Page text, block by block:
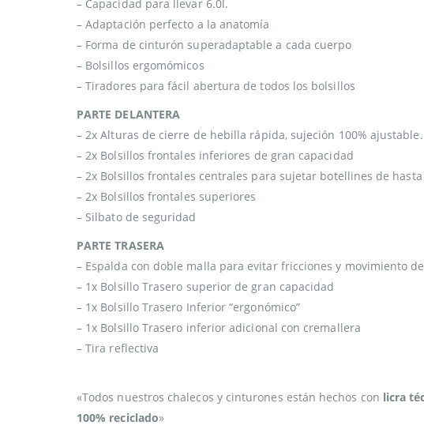
– Capacidad para llevar 6.0l.
– Adaptación perfecto a la anatomía
– Forma de cinturón superadaptable a cada cuerpo
– Bolsillos ergomómicos
– Tiradores para fácil abertura de todos los bolsillos
PARTE DELANTERA
– 2x Alturas de cierre de hebilla rápida, sujeción 100% ajustable.
– 2x Bolsillos frontales inferiores de gran capacidad
– 2x Bolsillos frontales centrales para sujetar botellines de hasta
– 2x Bolsillos frontales superiores
– Silbato de seguridad
PARTE TRASERA
– Espalda con doble malla para evitar fricciones y movimiento
– 1x Bolsillo Trasero superior de gran capacidad
– 1x Bolsillo Trasero Inferior “ergonómico”
– 1x Bolsillo Trasero inferior adicional con cremallera
– Tira reflectiva
«Todos nuestros chalecos y cinturones están hechos con licra
100% reciclado»